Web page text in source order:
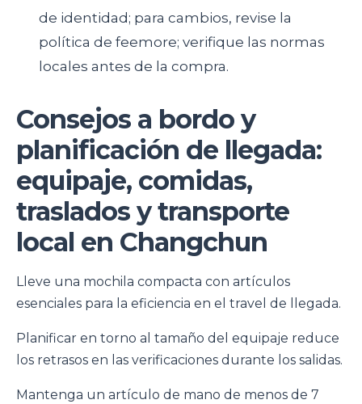
de identidad; para cambios, revise la
política de feemore; verifique las normas
locales antes de la compra.
Consejos a bordo y
planificación de llegada:
equipaje, comidas,
traslados y transporte
local en Changchun
Lleve una mochila compacta con artículos
esenciales para la eficiencia en el travel de llegada.
Planificar en torno al tamaño del equipaje reduce
los retrasos en las verificaciones durante los salidas.
Mantenga un artículo de mano de menos de 7